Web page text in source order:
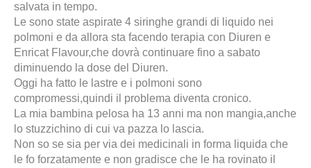
salvata in tempo.
Le sono state aspirate 4 siringhe grandi di liquido nei
polmoni e da allora sta facendo terapia con Diuren e
Enricat Flavour,che dovrà continuare fino a sabato
diminuendo la dose del Diuren.
Oggi ha fatto le lastre e i polmoni sono
compromessi,quindi il problema diventa cronico.
La mia bambina pelosa ha 13 anni ma non mangia,anche
lo stuzzichino di cui va pazza lo lascia.
Non so se sia per via dei medicinali in forma liquida che
le fo forzatamente e non gradisce che le ha rovinato il